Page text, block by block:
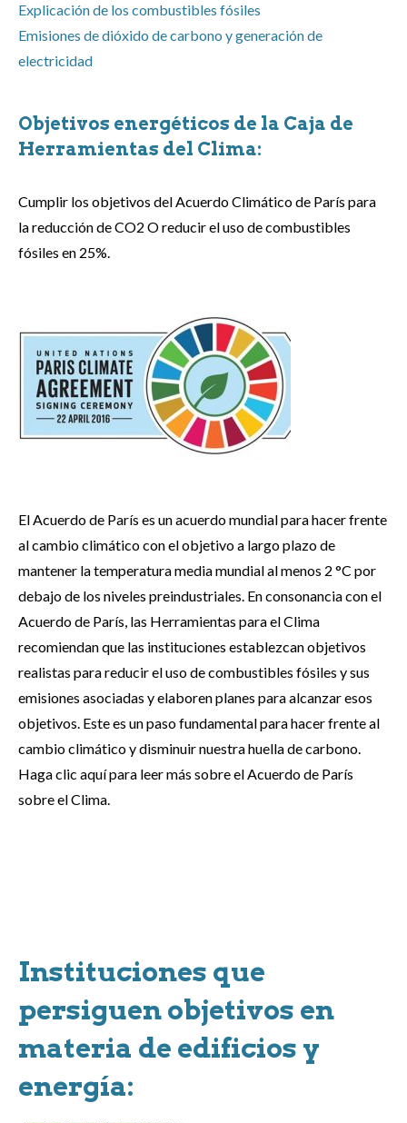
Explicación de los combustibles fósiles
Emisiones de dióxido de carbono y generación de
electricidad
Objetivos energéticos de la Caja de
Herramientas del Clima:
Cumplir los objetivos del Acuerdo Climático de París para
la reducción de CO2 O reducir el uso de combustibles
fósiles en 25%.
El Acuerdo de París es un acuerdo mundial para hacer frente
al cambio climático con el objetivo a largo plazo de
mantener la temperatura media mundial al menos 2 °C por
debajo de los niveles preindustriales. En consonancia con el
Acuerdo de París, las Herramientas para el Clima
recomiendan que las instituciones establezcan objetivos
realistas para reducir el uso de combustibles fósiles y sus
emisiones asociadas y elaboren planes para alcanzar esos
objetivos. Este es un paso fundamental para hacer frente al
cambio climático y disminuir nuestra huella de carbono.
Haga clic aquí para leer más sobre el Acuerdo de París
sobre el Clima.
Instituciones que
persiguen objetivos en
materia de edificios y
energía: